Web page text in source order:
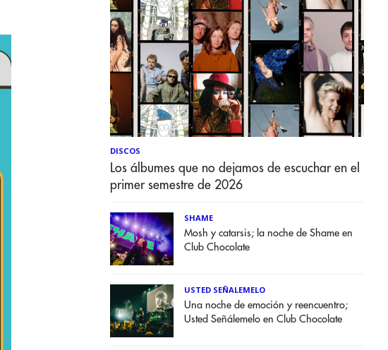
DISCOS
Los álbumes que no dejamos de escuchar en el
primer semestre de 2026
SHAME
Mosh y catarsis; la noche de Shame en
Club Chocolate
USTED SEÑALEMELO
Una noche de emoción y reencuentro;
Usted Señálemelo en Club Chocolate